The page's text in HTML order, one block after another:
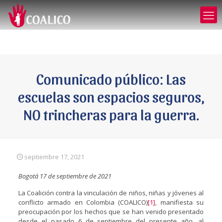
Comunicado público: Las
escuelas son espacios seguros,
NO trincheras para la guerra.
septiembre 17, 2021
Bogotá 17 de septiembre de 2021
La Coalición contra la vinculación de niños, niñas y jóvenes al
conflicto armado en Colombia (COALICO)[1], manifiesta su
preocupación por los hechos que se han venido presentado